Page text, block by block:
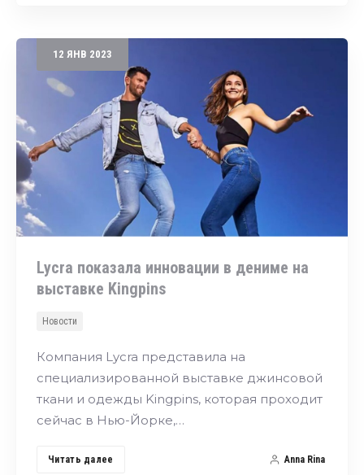
12 ЯНВ 2023
Lycra показала инновации в дениме на
выставке Kingpins
Новости
Компания Lycra представила на
специализированной выставке джинсовой
ткани и одежды Kingpins, которая проходит
сейчас в Нью-Йорке,…
Читать далее Anna Rina